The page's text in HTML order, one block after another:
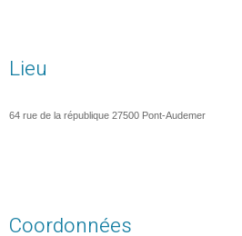
Lieu
64 rue de la république 27500 Pont-Audemer
Coordonnées